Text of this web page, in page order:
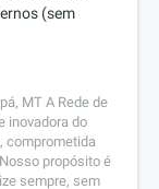
(sem
MT A Rede de
inovadora do
comprometida
propósito é
sempre, sem